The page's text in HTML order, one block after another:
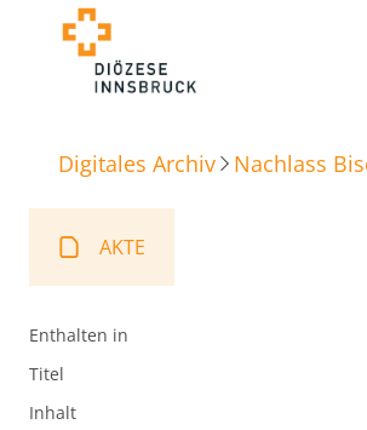
Digitales Archiv Nachlass
AKTE
Enthalten in
Titel
Inhalt